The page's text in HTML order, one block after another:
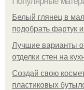
Белый глянец в
подобрать фартук
Лучшие варианты
отделки стен на
Создай свою
пластиковых